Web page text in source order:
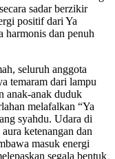
sadar berzikir
positif dari Ya
harmonis dan penuh
seluruh anggota
temaram dari lampu
anak-anak duduk
melafalkan “Ya
syahdu. Udara di
ketenangan dan
masuk energi
segala bentuk